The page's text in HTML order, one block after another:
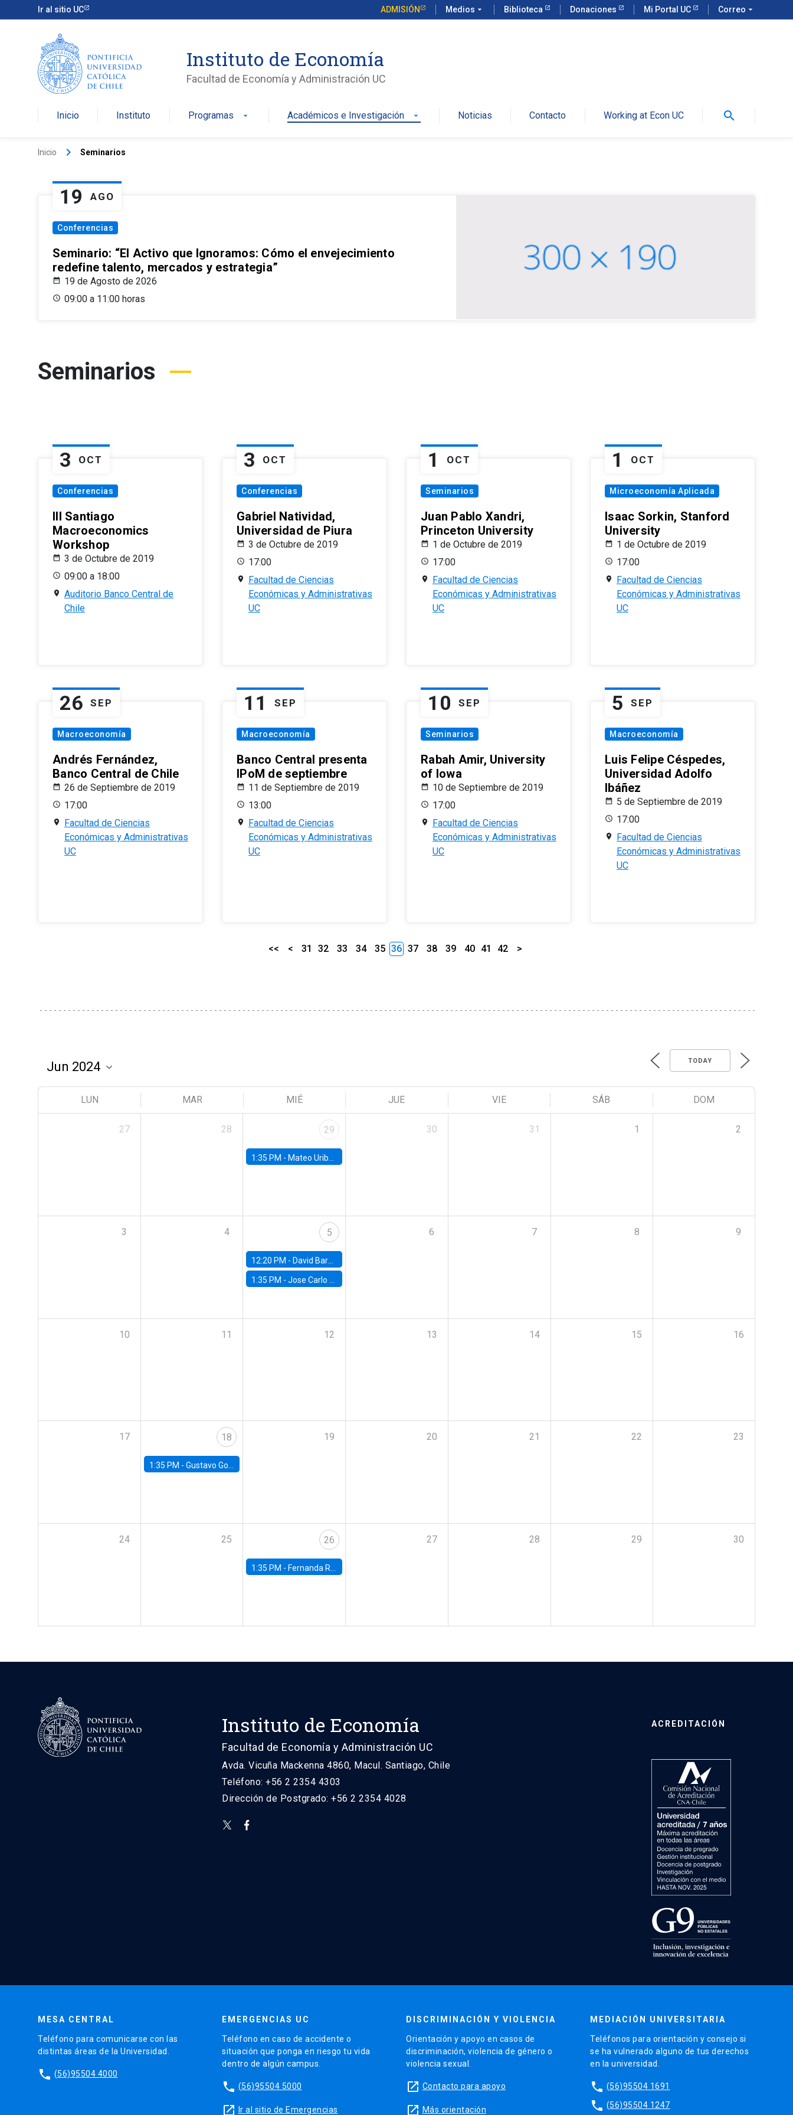
Ir al sitio UC ADMISIÓN Medios arrow_drop_down Biblioteca Donaciones Mi Portal UC Correo arrow_drop_down
Instituto de Economía
Facultad de Economía y Administración UC
Inicio Instituto Programas arrow_drop_down Académicos e Investigación arrow_drop_down Noticias Contacto Working at Econ UC search
Inicio keyboard_arrow_right Seminarios
19 AGO
Conferencias
Seminario: “El Activo que Ignoramos: Cómo el envejecimiento
redefine talento, mercados y estrategia”
19 de Agosto de 2026
09:00 a 11:00 horas
Seminarios
3 OCT
Conferencias
III Santiago
Macroeconomics
Workshop
3 de Octubre de 2019
09:00 a 18:00
Auditorio Banco Central de
Chile
3 OCT
Conferencias
Gabriel Natividad,
Universidad de Piura
3 de Octubre de 2019
17:00
Facultad de Ciencias
Económicas y Administrativas
UC
1 OCT
Seminarios
Juan Pablo Xandri,
Princeton University
1 de Octubre de 2019
17:00
Facultad de Ciencias
Económicas y Administrativas
UC
1 OCT
Microeconomía Aplicada
Isaac Sorkin, Stanford
University
1 de Octubre de 2019
17:00
Facultad de Ciencias
Económicas y Administrativas
UC
26 SEP
Macroeconomía
Andrés Fernández,
Banco Central de Chile
26 de Septiembre de 2019
17:00
Facultad de Ciencias
Económicas y Administrativas
UC
11 SEP
Macroeconomía
Banco Central presenta
IPoM de septiembre
11 de Septiembre de 2019
13:00
Facultad de Ciencias
Económicas y Administrativas
UC
10 SEP
Seminarios
Rabah Amir, University
of Iowa
10 de Septiembre de 2019
17:00
Facultad de Ciencias
Económicas y Administrativas
UC
5 SEP
Macroeconomía
Luis Felipe Céspedes,
Universidad Adolfo
Ibáñez
5 de Septiembre de 2019
17:00
Facultad de Ciencias
Económicas y Administrativas
UC
<< < 31 32 33 34 35 36 37 38 39 40 41 42 >
TODAY
LUN MAR MIÉ JUE VIE SÁB DOM
27 28 29
1:35 PM - Mateo Uribe-Castro, Universidad de los Andes (Colombia)
30 31 1 2
3 4 5
12:20 PM - David Bardey, Universidad de los Andes - CEDE
1:35 PM -Jose Carlo Bermudez, UC (ME) & World Bank
6 7 8 9
10 11 12 13 14 15 16
17 18
1:35 PM - Gustavo González, Banco Central de Chile
19 20 21 22 23
24 25 26
1:35 PM - Fernanda Rojas Ampuero, University of Wisconsin-Madison
27 28 29 30
Instituto de Economía
Facultad de Economía y Administración UC
Avda. Vicuña Mackenna 4860, Macul. Santiago, Chile
Teléfono: +56 2 2354 4303
Dirección de Postgrado: +56 2 2354 4028
ACREDITACIÓN
MESA CENTRAL
Teléfono para comunicarse con las
distintas áreas de la Universidad.
phone (56)95504 4000
EMERGENCIAS UC
Teléfono en caso de accidente o
situación que ponga en riesgo tu vida
dentro de algún campus.
phone (56)95504 5000
launch Ir al sitio de Emergencias
DISCRIMINACIÓN Y VIOLENCIA
Orientación y apoyo en casos de
discriminación, violencia de género o
violencia sexual.
launch Contacto para apoyo
launch Más orientación
MEDIACIÓN UNIVERSITARIA
Teléfonos para orientación y consejo si
se ha vulnerado alguno de tus derechos
en la universidad.
phone (56)95504 1691
phone (56)95504 1247